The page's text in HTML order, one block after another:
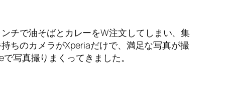
チで油そばとカレーをW注文してしまい、集
ちのカメラがXperiaだけで、満足な写真が撮
写真撮りまくってきました。